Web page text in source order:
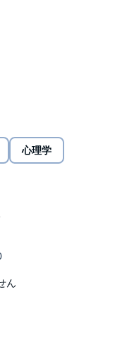
similarities to
The blood shows
even trust
Group
心理学
ん